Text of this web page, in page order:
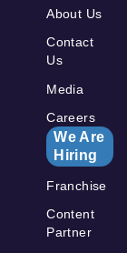
About Us
Contact
Us
Media
Careers
We Are
Hiring
Franchise
Content
Partner